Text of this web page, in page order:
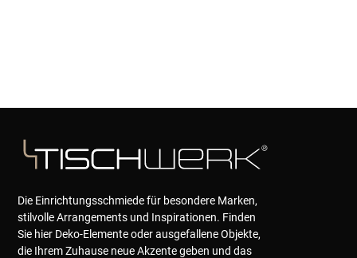
Die Einrichtungsschmiede für besondere Marken,
stilvolle Arrangements und Inspirationen. Finden
Sie hier Deko-Elemente oder ausgefallene Objekte,
die Ihrem Zuhause neue Akzente geben und das